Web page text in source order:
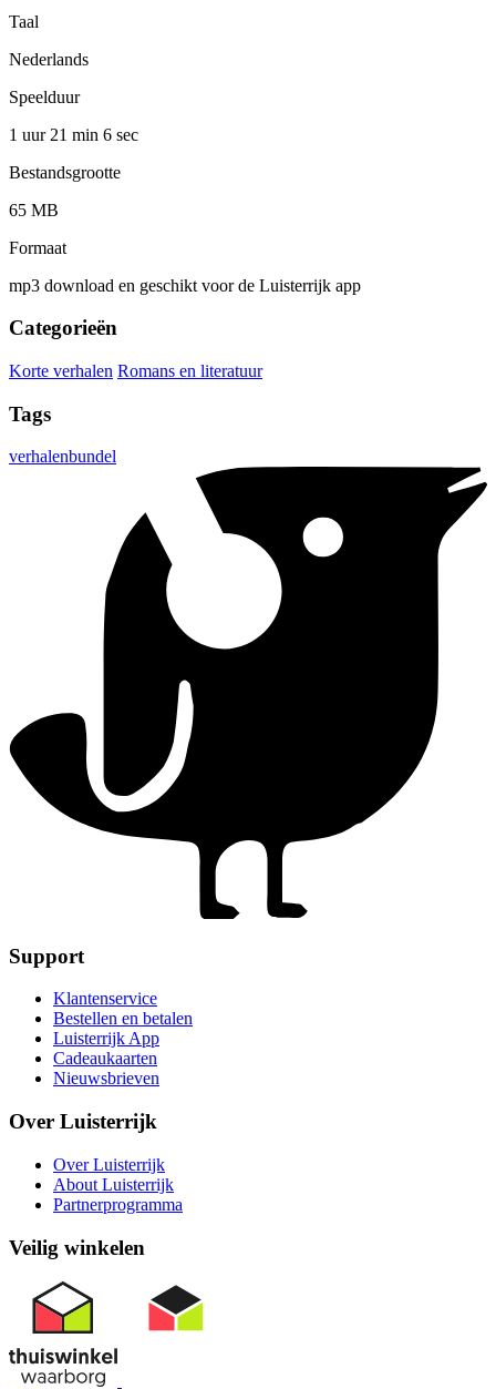
Taal
Nederlands
Speelduur
1 uur 21 min 6 sec
Bestandsgrootte
65 MB
Formaat
mp3 download en geschikt voor de Luisterrijk app
Categorieën
Korte verhalen Romans en literatuur
Tags
verhalenbundel
Support
Klantenservice
Bestellen en betalen
Luisterrijk App
Cadeaukaarten
Nieuwsbrieven
Over Luisterrijk
Over Luisterrijk
About Luisterrijk
Partnerprogramma
Veilig winkelen